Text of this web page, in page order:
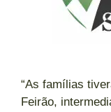
“As famílias
Feirão,